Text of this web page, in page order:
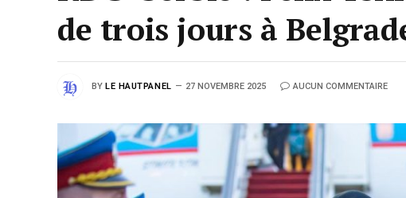
de trois jours à
BY LE HAUTPANEL 27 NOVEMBRE 2025 AUCUN COMMENTAIRE